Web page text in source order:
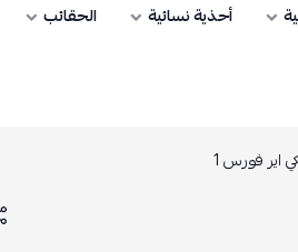
أحذية نسائية الحقائب
اير فورس 1